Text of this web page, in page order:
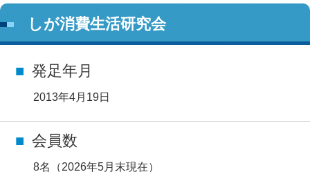
しが消費生活研究会
発足年月
2013年4月19日
会員数
8名（2026年5月末現在）